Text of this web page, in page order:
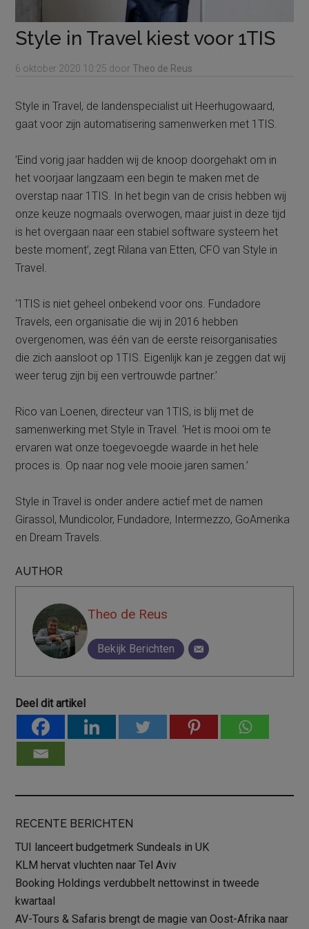
Style in Travel kiest voor 1TIS
6 oktober 2020 10:25 door Theo de Reus
Style in Travel, de landenspecialist uit Heerhugowaard,
gaat voor zijn automatisering samenwerken met 1TIS.
’Eind vorig jaar hadden wij de knoop doorgehakt om in
het voorjaar langzaam een begin te maken met de
overstap naar 1TIS. In het begin van de crisis hebben wij
onze keuze nogmaals overwogen, maar juist in deze tijd
is het overgaan naar een stabiel software systeem het
beste moment’, zegt Rilana van Etten, CFO van Style in
Travel.
‘1TIS is niet geheel onbekend voor ons. Fundadore
Travels, een organisatie die wij in 2016 hebben
overgenomen, was één van de eerste reisorganisaties
die zich aansloot op 1TIS. Eigenlijk kan je zeggen dat wij
weer terug zijn bij een vertrouwde partner.’
Rico van Loenen, directeur van 1TIS, is blij met de
samenwerking met Style in Travel. ‘Het is mooi om te
ervaren wat onze toegevoegde waarde in het hele
proces is. Op naar nog vele mooie jaren samen.’
Style in Travel is onder andere actief met de namen
Girassol, Mundicolor, Fundadore, Intermezzo, GoAmerika
en Dream Travels.
AUTHOR
Theo de Reus
Bekijk Berichten
Deel dit artikel
RECENTE BERICHTEN
TUI lanceert budgetmerk Sundeals in UK
KLM hervat vluchten naar Tel Aviv
Booking Holdings verdubbelt nettowinst in tweede
kwartaal
AV-Tours & Safaris brengt de magie van Oost-Afrika naar